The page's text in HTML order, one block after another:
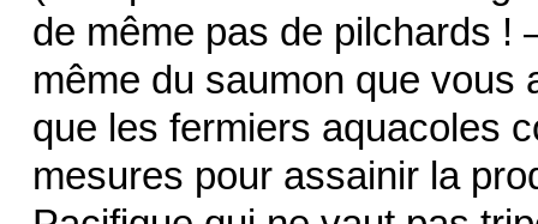
de même pas de pilchards
même du saumon que vous
que les fermiers aquacoles
mesures pour assainir la